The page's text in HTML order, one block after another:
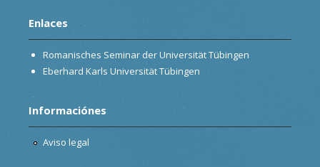
Enlaces
Romanisches Seminar der Universität Tübingen
Eberhard Karls Universität Tübingen
Informaciónes
Aviso legal